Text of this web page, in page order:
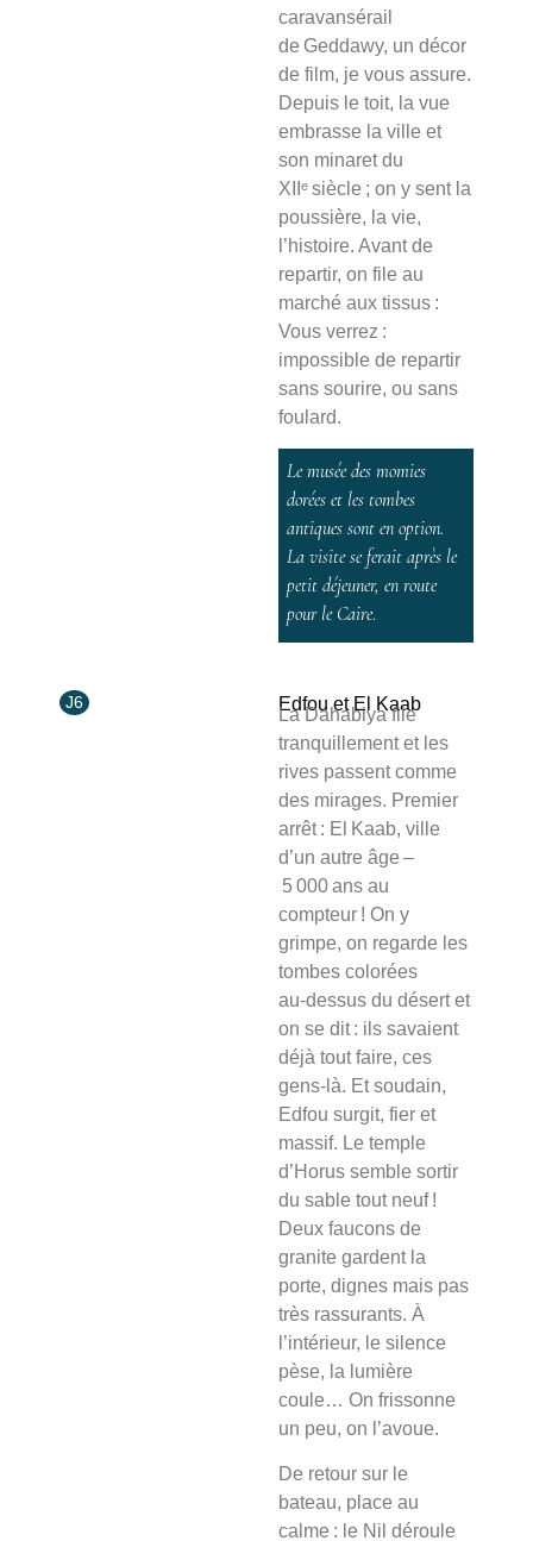
caravansérail
de Geddawy, un décor
de film, je vous assure.
Depuis le toit, la vue
embrasse la ville et
son minaret du
XIIᵉ siècle ; on y sent la
poussière, la vie,
l’histoire. Avant de
repartir, on file au
marché aux tissus :
Vous verrez :
impossible de repartir
sans sourire, ou sans
foulard.
Le musée des momies
dorées et les tombes
antiques sont en option.
La visite se ferait après le
petit déjeuner, en route
pour le Caire.
J6 Edfou et El Kaab
La Dahabiya file
tranquillement et les
rives passent comme
des mirages. Premier
arrêt : El Kaab, ville
d’un autre âge –
5 000 ans au
compteur ! On y
grimpe, on regarde les
tombes colorées
au‑dessus du désert et
on se dit : ils savaient
déjà tout faire, ces
gens‑là. Et soudain,
Edfou surgit, fier et
massif. Le temple
d’Horus semble sortir
du sable tout neuf !
Deux faucons de
granite gardent la
porte, dignes mais pas
très rassurants. À
l’intérieur, le silence
pèse, la lumière
coule… On frissonne
un peu, on l’avoue.
De retour sur le
bateau, place au
calme : le Nil déroule